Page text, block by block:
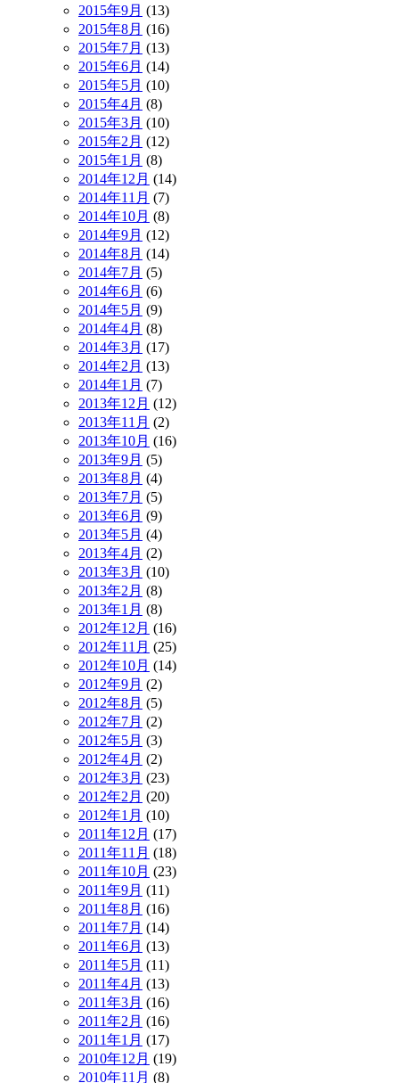
2015年9月 (13)
2015年8月 (16)
2015年7月 (13)
2015年6月 (14)
2015年5月 (10)
2015年4月 (8)
2015年3月 (10)
2015年2月 (12)
2015年1月 (8)
2014年12月 (14)
2014年11月 (7)
2014年10月 (8)
2014年9月 (12)
2014年8月 (14)
2014年7月 (5)
2014年6月 (6)
2014年5月 (9)
2014年4月 (8)
2014年3月 (17)
2014年2月 (13)
2014年1月 (7)
2013年12月 (12)
2013年11月 (2)
2013年10月 (16)
2013年9月 (5)
2013年8月 (4)
2013年7月 (5)
2013年6月 (9)
2013年5月 (4)
2013年4月 (2)
2013年3月 (10)
2013年2月 (8)
2013年1月 (8)
2012年12月 (16)
2012年11月 (25)
2012年10月 (14)
2012年9月 (2)
2012年8月 (5)
2012年7月 (2)
2012年5月 (3)
2012年4月 (2)
2012年3月 (23)
2012年2月 (20)
2012年1月 (10)
2011年12月 (17)
2011年11月 (18)
2011年10月 (23)
2011年9月 (11)
2011年8月 (16)
2011年7月 (14)
2011年6月 (13)
2011年5月 (11)
2011年4月 (13)
2011年3月 (16)
2011年2月 (16)
2011年1月 (17)
2010年12月 (19)
2010年11月 (8)